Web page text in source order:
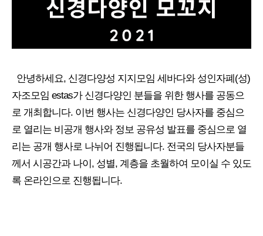
안녕하세요, 신경다양성 지지모임 세바다와 성인자폐(성)
자조모임 estas가 신경다양인 분들을 위한 행사를 공동으
로 개최합니다. 이번 행사는 신경다양인 당사자를 중심으
로 열리는 비공개 행사와 정보 공유성 발표를 중심으로 열
리는 공개 행사로 나뉘어 진행됩니다. 전국의 당사자분들
께서 시공간과 나이, 성별, 계층을 초월하여 모이실 수 있도
록 온라인으로 진행됩니다.